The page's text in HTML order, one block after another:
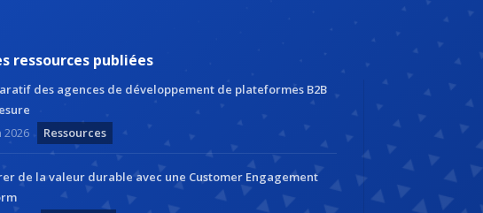
ressources publiées
des agences de développement de plateformes B2B
2026
Ressources
de la valeur durable avec une Customer Engagement